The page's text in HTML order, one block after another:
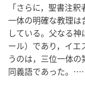
「さらに，聖書注
一体の明確な教理
している。父なる
ール）であり，イエ
うのは，三位一体
同義語であった。